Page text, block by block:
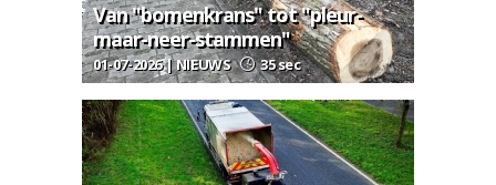
Van "bomenkrans" tot "pleur-
maar-neer-stammen"
01-07-2026 | NIEUWS 35 sec